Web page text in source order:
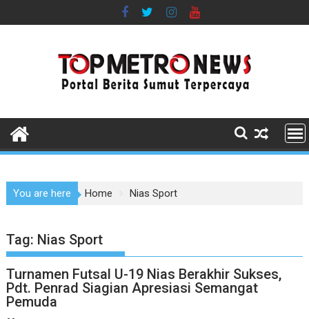
to
You are here Home Nias Sport
Tag: Nias Sport
Turnamen Futsal U-19 Nias Berakhir Sukses,
Pdt. Penrad Siagian Apresiasi Semangat
Pemuda